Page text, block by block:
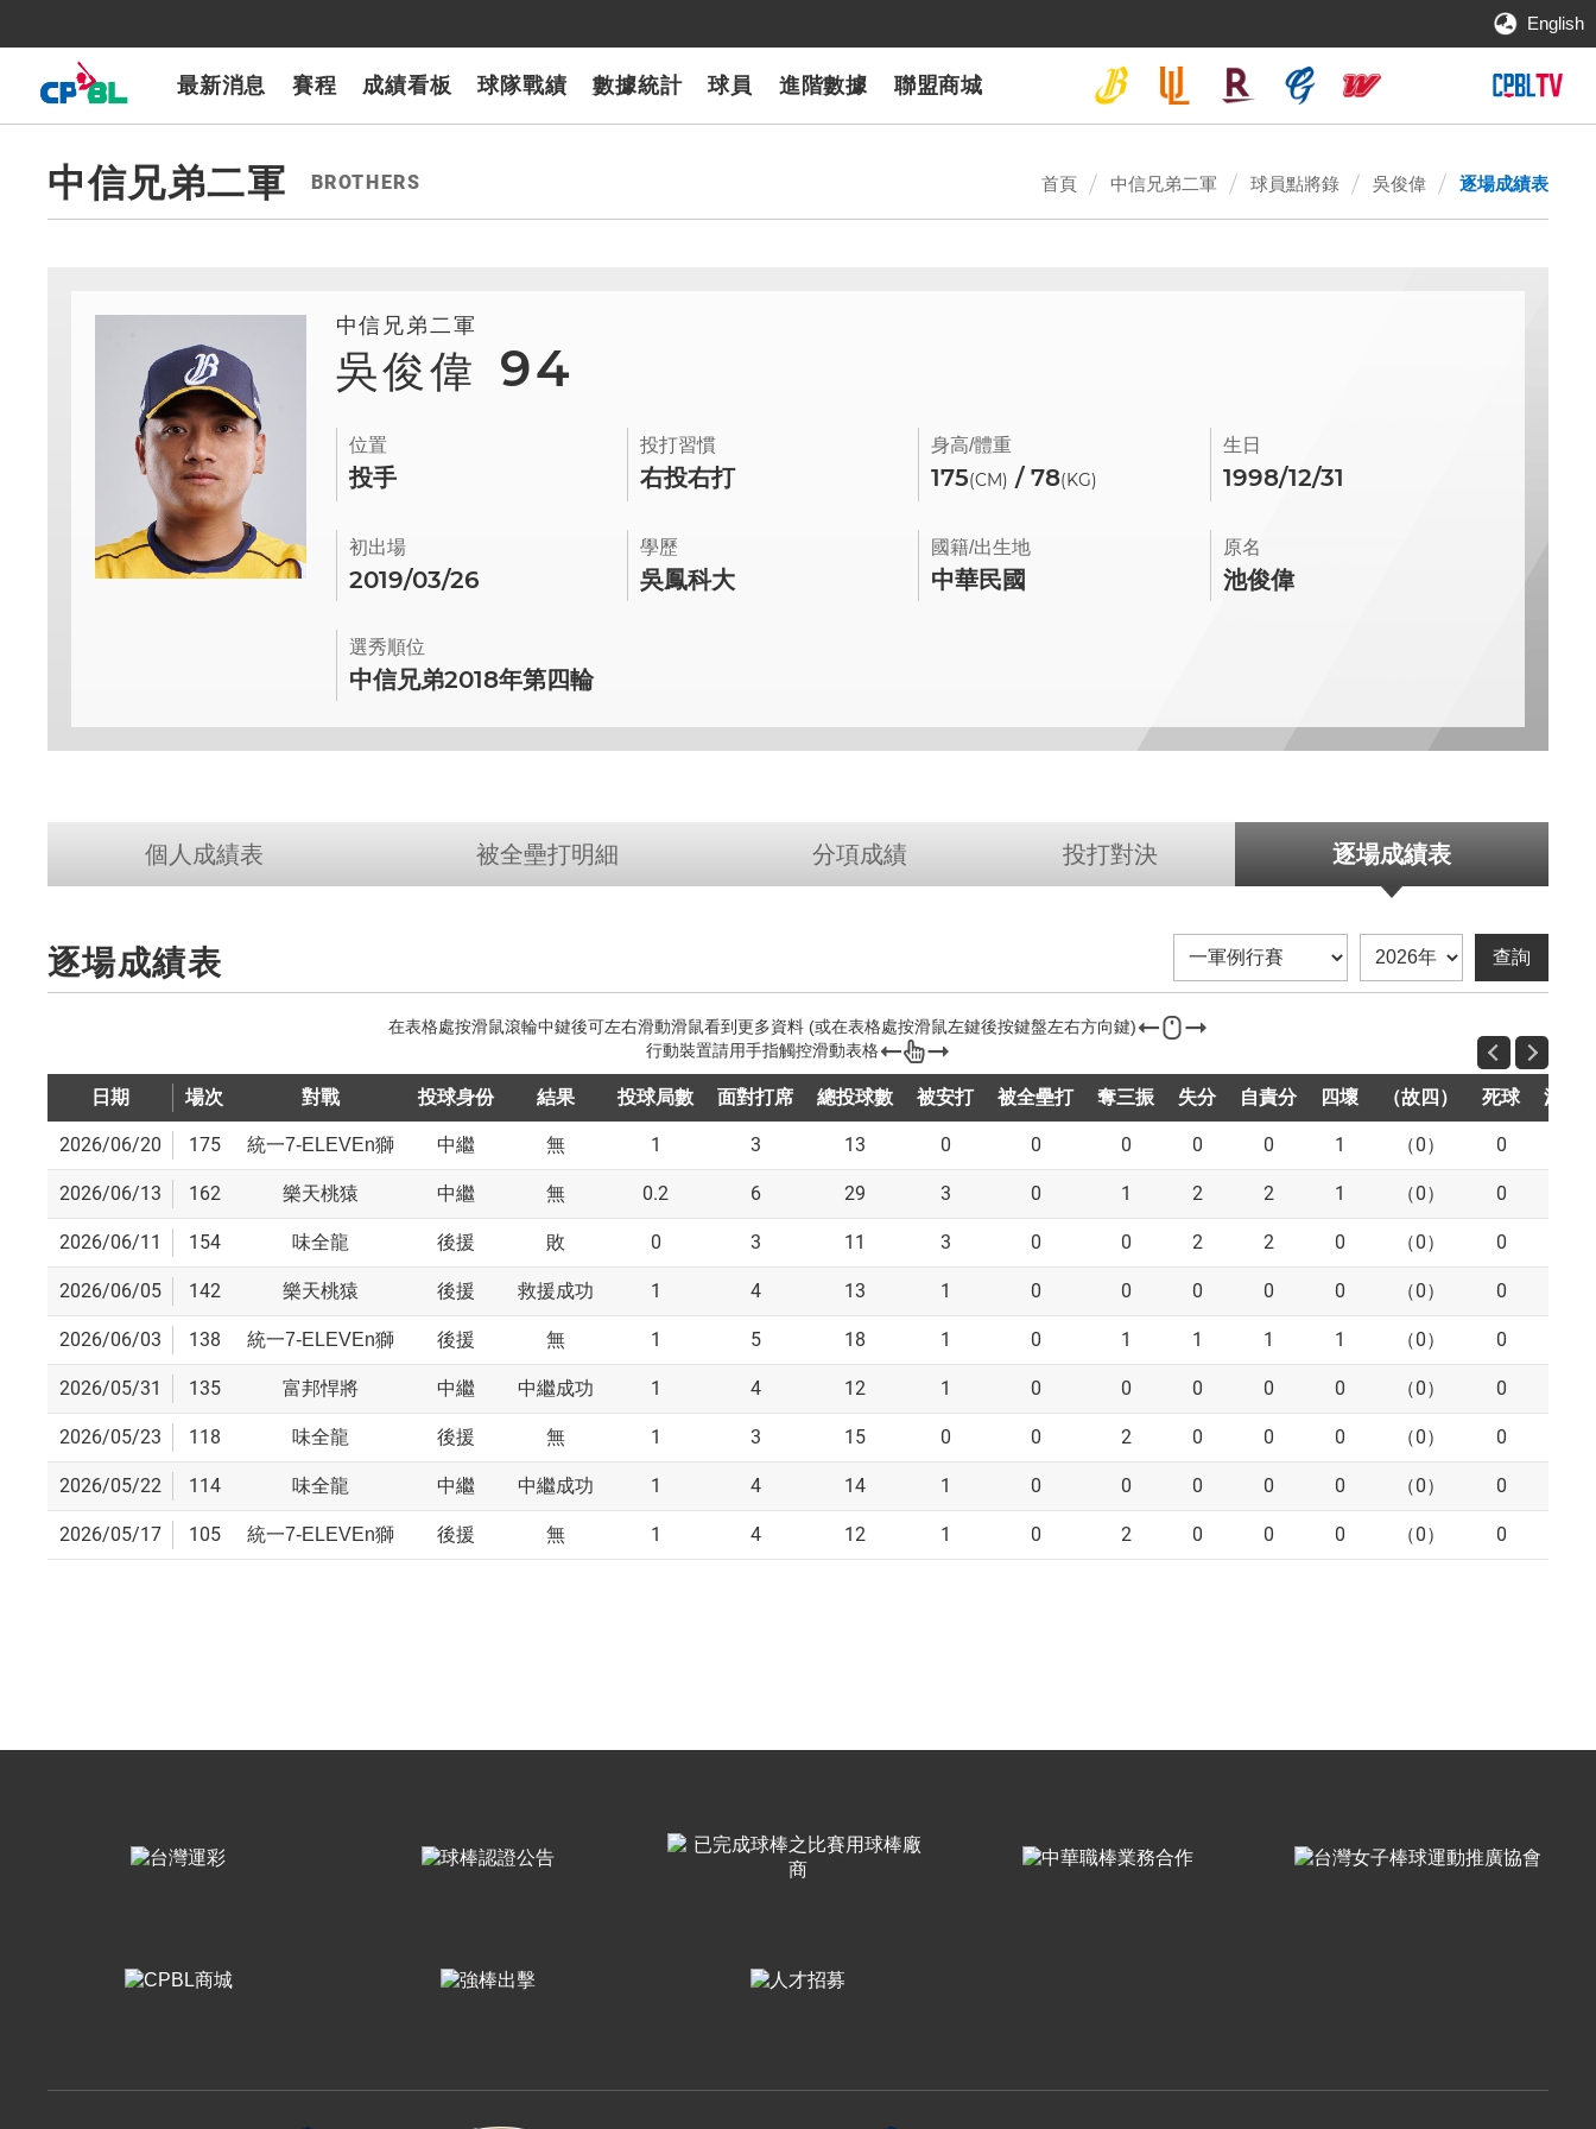
English
最新消息 賽程 成績看板 球隊戰績 數據統計 球員 進階數據 聯盟商城
7-ELEVEn獅
樂天桃猿富邦悍將 味全龍 台鋼雄鷹CPBLTV
中信兄弟二軍 BROTHERS 首頁 中信兄弟二軍 球員點將錄 吳俊偉 逐場成績表
中信兄弟二軍
吳俊偉 94
位置
投手
投打習慣
右投右打
身高/體重
175(CM) / 78(KG)
生日
1998/12/31
初出場
2019/03/26
學歷
吳鳳科大
國籍/出生地
中華民國
原名
池俊偉
選秀順位
中信兄弟2018年第四輪
個人成績表 被全壘打明細 分項成績 投打對決 逐場成績表
逐場成績表
日期 場次 對戰 投球身份 結果 投球局數 面對打席 總投球數 被安打 被全壘打 奪三振 失分 自責分 四壞 （故四） 死球 滾地
2026/06/20 175 統一7-ELEVEn獅 中繼 無 1 3 13 0 0 0 0 0 1 （0） 0
2026/06/13 162 樂天桃猿 中繼 無 0.2 6 29 3 0 1 2 2 1 （0） 0
2026/06/11 154 味全龍 後援 敗 0 3 11 3 0 0 2 2 0 （0） 0
2026/06/05 142 樂天桃猿 後援 救援成功 1 4 13 1 0 0 0 0 0 （0） 0
2026/06/03 138 統一7-ELEVEn獅 後援 無 1 5 18 1 0 1 1 1 1 （0） 0
2026/05/31 135 富邦悍將 中繼 中繼成功 1 4 12 1 0 0 0 0 0 （0） 0
2026/05/23 118 味全龍 後援 無 1 3 15 0 0 2 0 0 0 （0） 0
2026/05/22 114 味全龍 中繼 中繼成功 1 4 14 1 0 0 0 0 0 （0） 0
2026/05/17 105 統一7-ELEVEn獅 後援 無 1 4 12 1 0 2 0 0 0 （0） 0